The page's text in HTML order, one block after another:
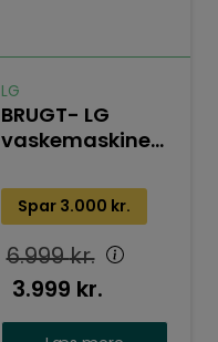
LG
BRUGT- LG
vaskemaskine
Spar 3.000 kr.
6.999kr.
3.999 kr.